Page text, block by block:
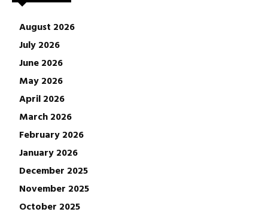
August 2026
July 2026
June 2026
May 2026
April 2026
March 2026
February 2026
January 2026
December 2025
November 2025
October 2025